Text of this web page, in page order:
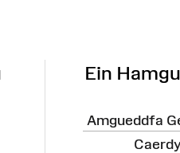
Ein
Amgueddfa